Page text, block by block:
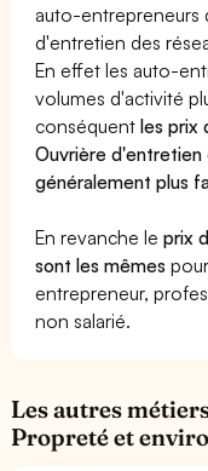
auto-entrepreneurs
d'entretien des
En effet les auto-
volumes d'activité
conséquentles prix
Ouvrière d'entretien
généralement plus
En revanche leprix
sont les mêmes
entrepreneur,
non salarié.
Les autres
Propreté et